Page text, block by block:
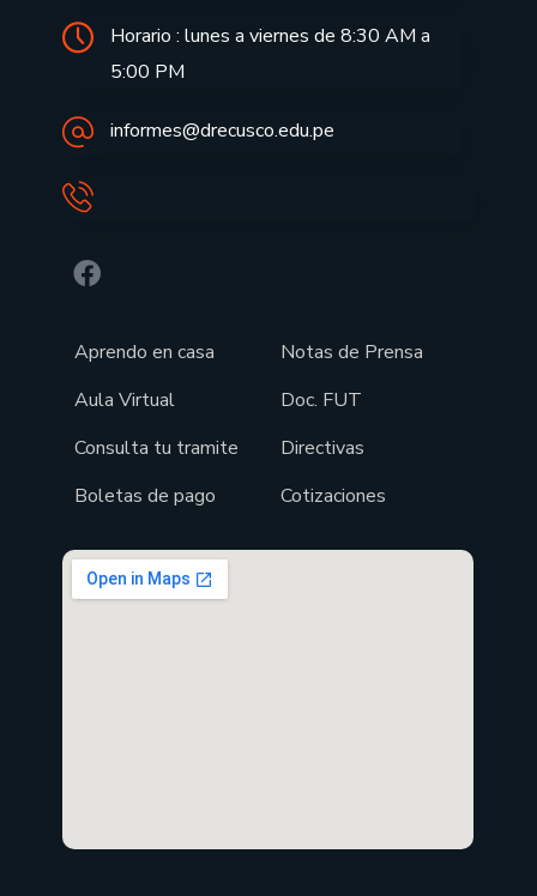
Horario : lunes a viernes de 8:30 AM a
5:00 PM
informes@drecusco.edu.pe
Aprendo en casa
Aula Virtual
Consulta tu tramite
Boletas de pago
Notas de Prensa
Doc. FUT
Directivas
Cotizaciones